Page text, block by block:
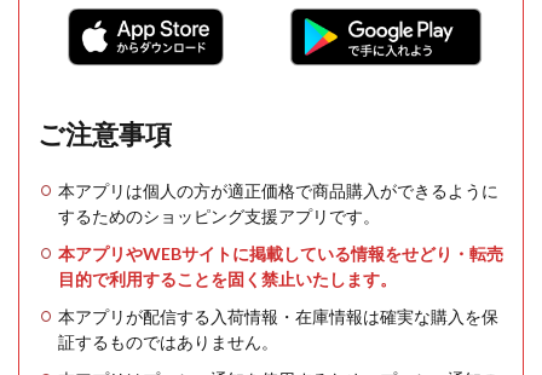
ご注意事項
本アプリは個人の方が適正価格で商品購入ができるように
するためのショッピング支援アプリです。
本アプリやWEBサイトに掲載している情報をせどり・転売
目的で利用することを固く禁止いたします。
本アプリが配信する入荷情報・在庫情報は確実な購入を保
証するものではありません。